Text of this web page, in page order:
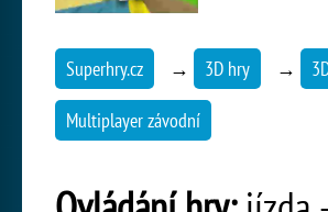
Superhry.cz → 3D hry →
Multiplayer závodní